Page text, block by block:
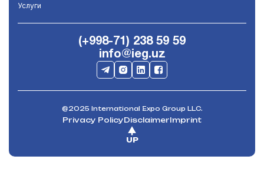
Услуги
(+998-71) 238 59 59
info@ieg.uz
@2025 International Expo Group LLC.
Privacy PolicyDisclaimerImprint
UP